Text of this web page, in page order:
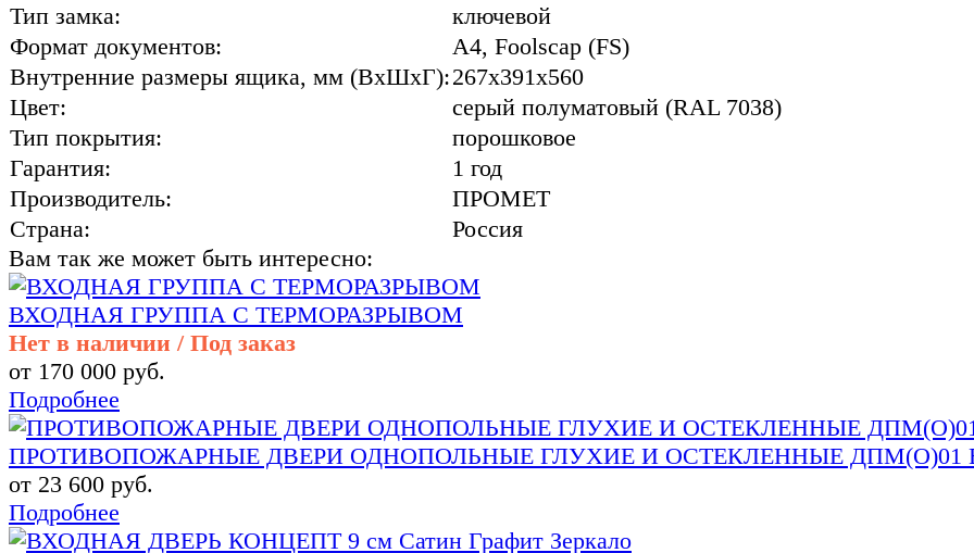
Тип замка:
ключевой
Формат документов:
A4, Foolscap (FS)
Внутренние размеры ящика, мм (ВхШхГ):267х391х560
Цвет:
серый полуматовый (RAL 7038)
Тип покрытия:
порошковое
Гарантия:
1 год
Производитель:
ПРОМЕТ
Страна:
Россия
Вам так же может быть интересно:
ВХОДНАЯ ГРУППА С ТЕРМОРАЗРЫВОМ
Нет в наличии / Под заказ
от 170 000 руб.
Подробнее
ПРОТИВОПОЖАРНЫЕ ДВЕРИ ОДНОПОЛЬНЫЕ ГЛУХИЕ И ОСТЕКЛЕННЫЕ ДПМ(О)01
от 23 600 руб.
Подробнее